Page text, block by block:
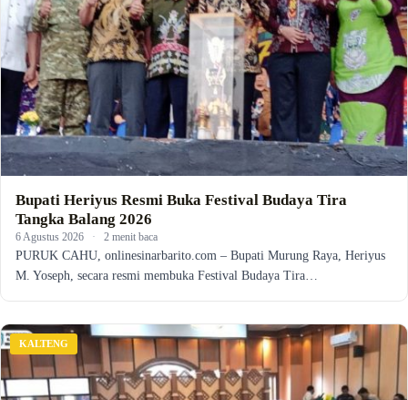
Bupati Heriyus Resmi Buka Festival Budaya Tira
Tangka Balang 2026
6 Agustus 2026 · 2 menit baca
PURUK CAHU, onlinesinarbarito.com – Bupati Murung Raya, Heriyus
M. Yoseph, secara resmi membuka Festival Budaya Tira…
KALTENG